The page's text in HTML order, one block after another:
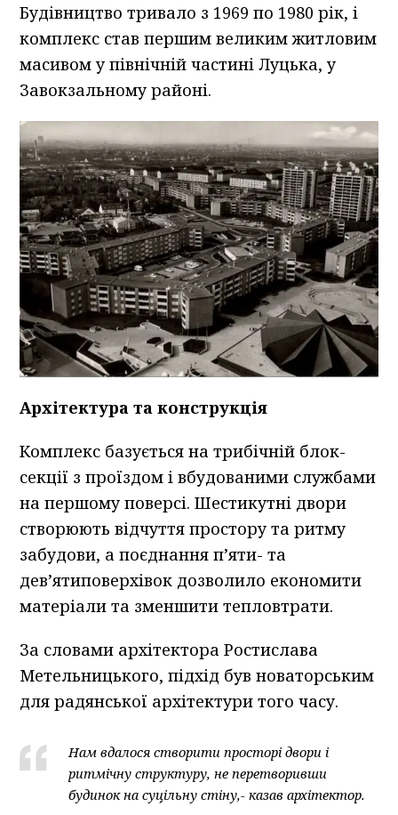
Будівництво тривало з 1969 по 1980 рік, і
комплекс став першим великим житловим
масивом у північній частині Луцька, у
Завокзальному районі.
Архітектура та конструкція
Комплекс базується на трибічній блок-
секції з проїздом і вбудованими службами
на першому поверсі. Шестикутні двори
створюють відчуття простору та ритму
забудови, а поєднання п’яти- та
дев’ятиповерхівок дозволило економити
матеріали та зменшити тепловтрати.
За словами архітектора Ростислава
Метельницького, підхід був новаторським
для радянської архітектури того часу.
Нам вдалося створити просторі двори і
ритмічну структуру, не перетворивши
будинок на суцільну стіну,- казав архітектор.